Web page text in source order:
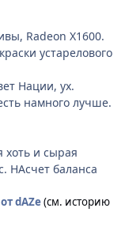
Radeon X1600.
устарелового
Нации, ух.
намного лучше.
хоть и сырая
НАсчет баланса
dAZe(см. историю